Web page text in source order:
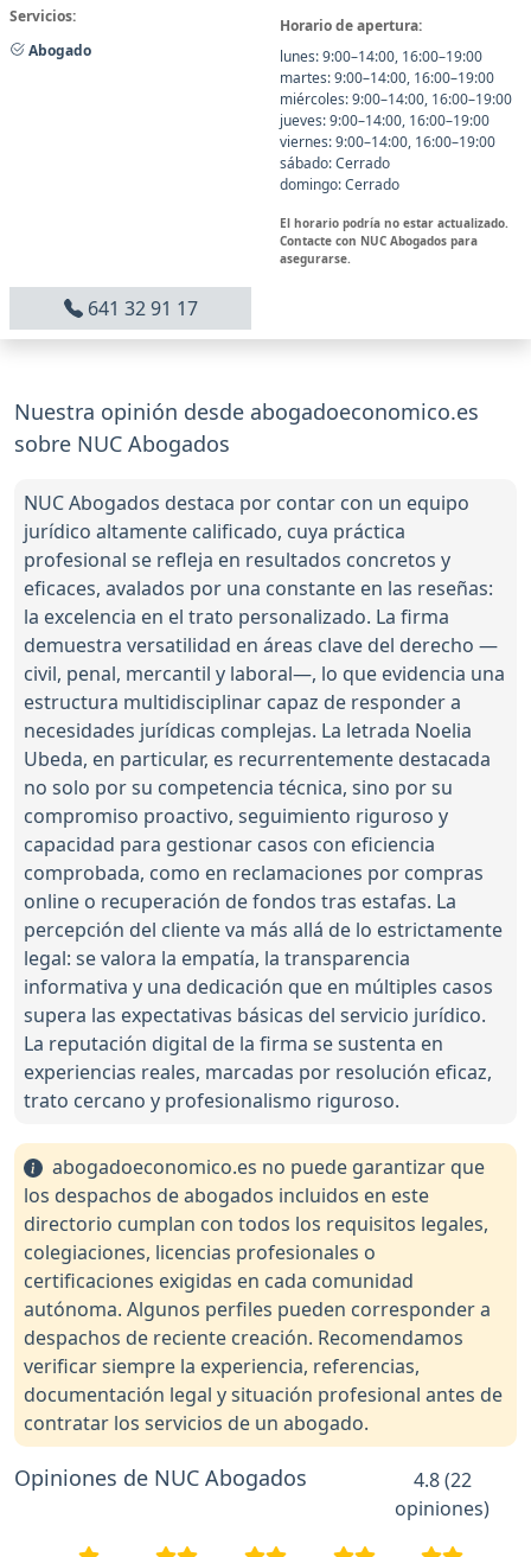
Servicios:
Abogado
Horario de apertura:
lunes: 9:00–14:00, 16:00–19:00
martes: 9:00–14:00, 16:00–19:00
miércoles: 9:00–14:00, 16:00–19:00
jueves: 9:00–14:00, 16:00–19:00
viernes: 9:00–14:00, 16:00–19:00
sábado: Cerrado
domingo: Cerrado
El horario podría no estar actualizado.
Contacte con NUC Abogados para
asegurarse.
641 32 91 17
Nuestra opinión desde abogadoeconomico.es
sobre NUC Abogados
NUC Abogados destaca por contar con un equipo
jurídico altamente calificado, cuya práctica
profesional se refleja en resultados concretos y
eficaces, avalados por una constante en las reseñas:
la excelencia en el trato personalizado. La firma
demuestra versatilidad en áreas clave del derecho —
civil, penal, mercantil y laboral—, lo que evidencia una
estructura multidisciplinar capaz de responder a
necesidades jurídicas complejas. La letrada Noelia
Ubeda, en particular, es recurrentemente destacada
no solo por su competencia técnica, sino por su
compromiso proactivo, seguimiento riguroso y
capacidad para gestionar casos con eficiencia
comprobada, como en reclamaciones por compras
online o recuperación de fondos tras estafas. La
percepción del cliente va más allá de lo estrictamente
legal: se valora la empatía, la transparencia
informativa y una dedicación que en múltiples casos
supera las expectativas básicas del servicio jurídico.
La reputación digital de la firma se sustenta en
experiencias reales, marcadas por resolución eficaz,
trato cercano y profesionalismo riguroso.
abogadoeconomico.es no puede garantizar que
los despachos de abogados incluidos en este
directorio cumplan con todos los requisitos legales,
colegiaciones, licencias profesionales o
certificaciones exigidas en cada comunidad
autónoma. Algunos perfiles pueden corresponder a
despachos de reciente creación. Recomendamos
verificar siempre la experiencia, referencias,
documentación legal y situación profesional antes de
contratar los servicios de un abogado.
Opiniones de NUC Abogados
4.8 (22
opiniones)